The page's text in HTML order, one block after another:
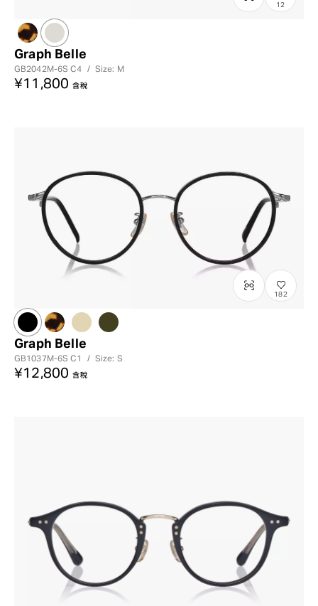
12
Graph Belle
GB2042M-6SC4 / Size: M
¥11,800 含稅
182
Graph Belle
GB1037M-6SC1 / Size: S
¥12,800 含稅